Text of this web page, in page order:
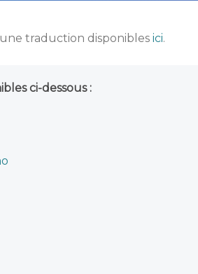
traduction disponibles ici.
ci-dessous :